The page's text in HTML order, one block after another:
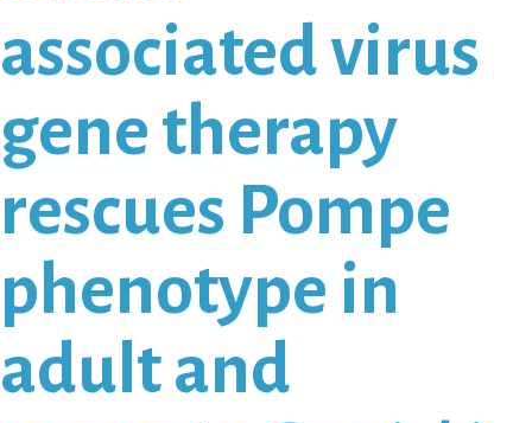
associated virus
gene therapy
rescues Pompe
phenotype in
adult and